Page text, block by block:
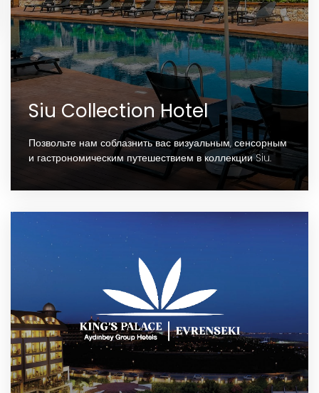
Siu Collection Hotel
Позвольте нам соблазнить вас визуальным, сенсорным
и гастрономическим путешествием в коллекции Siu.